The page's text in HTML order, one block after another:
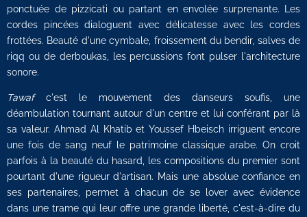
ponctuée de pizzicati ou partant en envolée surprenante. Les
cordes pincées dialoguent avec délicatesse avec les cordes
frottées. Beauté d'une cymbale, froissement du bendir, salves de
riqq ou de derboukas, les percussions font pulser l'architecture
sonore.
Tawafc'est le mouvement des danseurs soufis, une
déambulation tournant autour d'un centre et lui conférant par là
sa valeur. Ahmad Al Khatib et Youssef Hbeisch irriguent encore
une fois de sang neuf le patrimoine classique arabe. On croit
parfois à la beauté du hasard, les compositions du premier sont
pourtant d'une rigueur d'artisan. Mais une absolue confiance en
ses partenaires, permet à chacun de se lover avec évidence
dans une trame qui leur offre une grande liberté, c'est-à-dire du